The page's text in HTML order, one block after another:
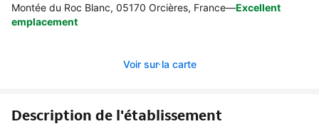
Montée du Roc Blanc, 05170 Orcières, France—Excellent
emplacement
Voir sur la carte
Description de l'établissement